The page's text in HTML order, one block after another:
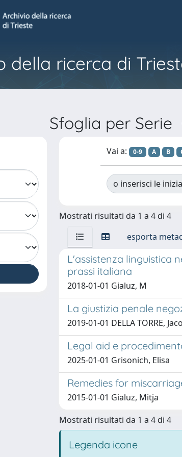
della ricerca di
Sfoglia per Serie
Vai a: 0-9 A B
o inserisci le
Mostrati risultati da 1 a 4 di 4
esporta
L'assistenza linguistica
prassi italiana
2018-01-01 Gialuz, M
La giustizia penale
2019-01-01 DELLA TORRE,
Legal aid e
2025-01-01 Grisonich, Elisa
Remedies for
2015-01-01 Gialuz, Mitja
Mostrati risultati da 1 a 4 di 4
Legenda icone